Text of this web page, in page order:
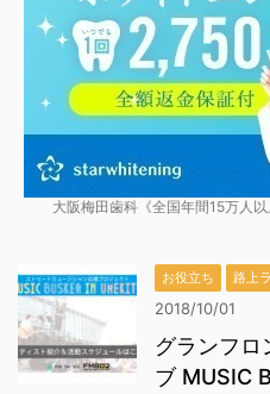
大阪梅田歯科《全国年間15万人以
お役立ち 路上
2018/10/01
グランフロ
ブ MUSIC